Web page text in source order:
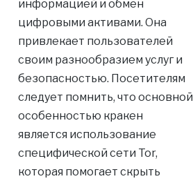
информацией и обмен
цифровыми активами. Она
привлекает пользователей
своим разнообразием услуг и
безопасностью. Посетителям
следует помнить, что основной
особенностью кракен
является использование
специфической сети Tor,
которая помогает скрыть